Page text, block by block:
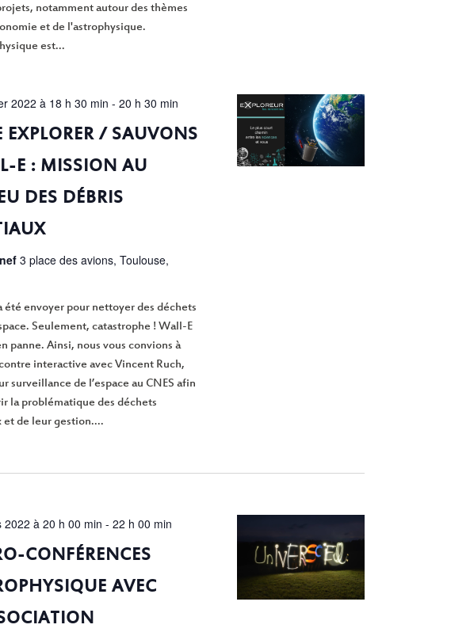
notamment autour des thèmes
et de l'astrophysique.
est...
2022 à 18 h 30 min - 20 h 30 min
EXPLORER / SAUVONS
E : MISSION AU
DES DÉBRIS
3 place des avions, Toulouse,
été envoyer pour nettoyer des déchets
Seulement, catastrophe ! Wall-E
panne. Ainsi, nous vous convions à
interactive avec Vincent Ruch,
surveillance de l’espace au CNES afin
la problématique des déchets
et de leur gestion....
2022 à 20 h 00 min - 22 h 00 min
CONFÉRENCES
AVEC